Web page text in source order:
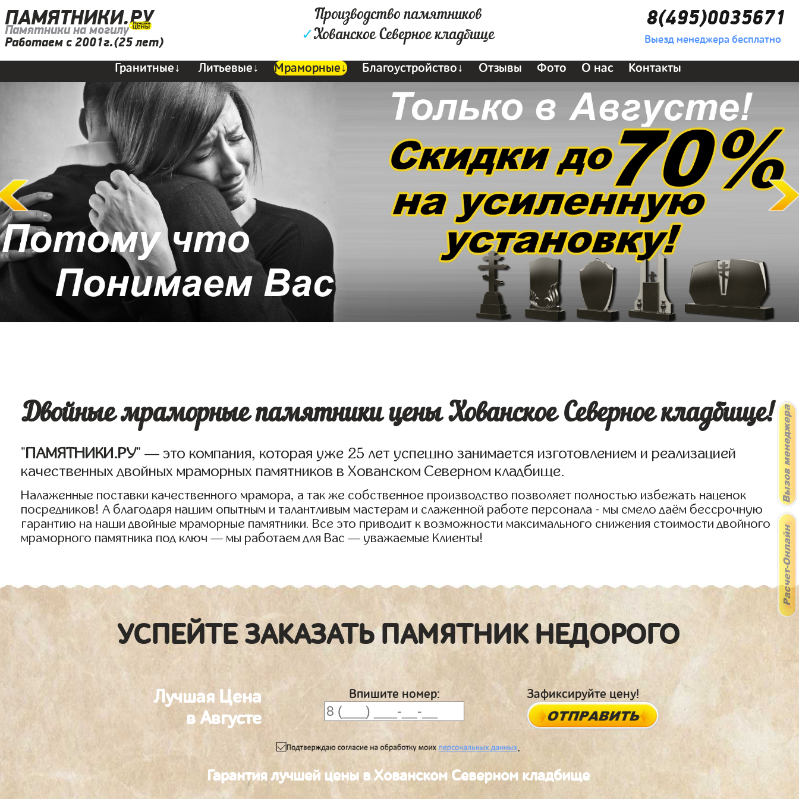
ПАМЯТНИКИ.РУ
Памятники на могилу
Работаем с 2001г.(25 лет)
Производство памятников
✓Хованское Северное кладбище
8(495)0035671
Выезд менеджера бесплатно
Гранитные↓ Литьевые↓ Мраморные↓ Благоустройство↓ Отзывы Фото О нас Контакты
Двойные мраморные памятники цены Хованское Северное кладбище!
"ПАМЯТНИКИ.РУ" — это компания, которая уже 25 лет успешно занимается изготовлением и реализацией
качественных двойных мраморных памятников в Хованском Северном кладбище.
Налаженные поставки качественного мрамора, а так же собственное производство позволяет полностью избежать наценок
посредников! А благодаря нашим опытным и талантливым мастерам и слаженной работе персонала - мы смело даём бессрочную
гарантию на наши двойные мраморные памятники. Все это приводит к возможности максимального снижения стоимости двойного
мраморного памятника под ключ — мы работаем для Вас — уважаемые Клиенты!
УСПЕЙТЕ ЗАКАЗАТЬ ПАМЯТНИК НЕДОРОГО
Лучшая Цена
в Августе
Впишите номер: Зафиксируйте цену!
.
Гарантия лучшей цены в Хованском Северном кладбище